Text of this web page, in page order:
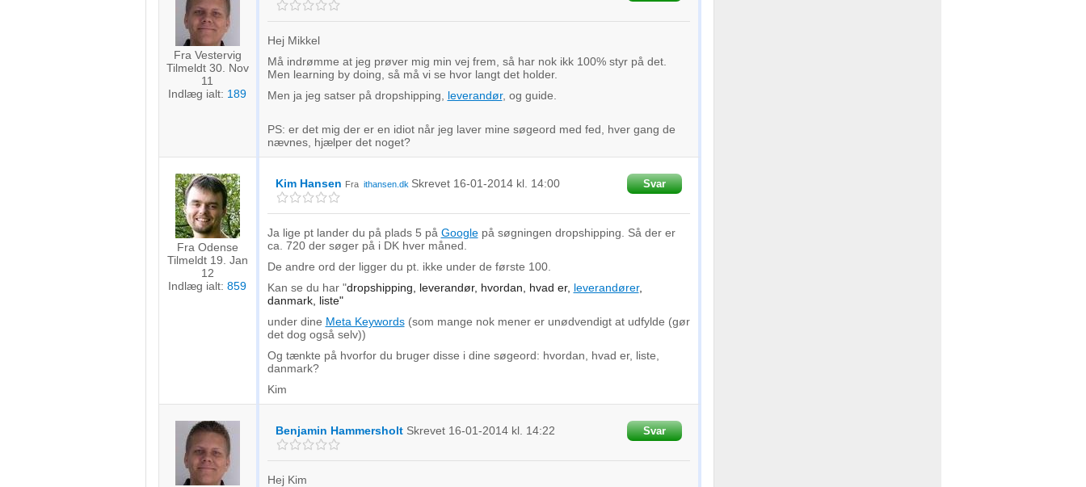
Fra Vestervig
Tilmeldt 30. Nov
11
Indlæg ialt: 189
Hej Mikkel
Må indrømme at jeg prøver mig min vej frem, så har nok ikk 100% styr på det.
Men learning by doing, så må vi se hvor langt det holder.
Men ja jeg satser på dropshipping, leverandør, og guide.
PS: er det mig der er en idiot når jeg laver mine søgeord med fed, hver gang de
nævnes, hjælper det noget?
Fra Odense
Tilmeldt 19. Jan
12
Indlæg ialt: 859
Kim Hansen Fra ithansen.dk Skrevet 16-01-2014kl. 14:00 Svar
Ja lige pt lander du på plads 5 på Googlepå søgningen dropshipping. Så der er
ca. 720 der søger på i DK hver måned.
De andre ord der ligger du pt. ikke under de første 100.
Kan se du har "dropshipping, leverandør, hvordan, hvad er, leverandører,
danmark, liste"
under dine Meta Keywords(som mange nok mener er unødvendigt at udfylde (gør
det dog også selv))
Og tænkte på hvorfor du bruger disse i dine søgeord: hvordan, hvad er, liste,
danmark?
Kim
Benjamin Hammersholt Skrevet 16-01-2014kl. 14:22 Svar
Hej Kim
Forstå målgrupper gennem statistikker eller kombinationer af oplysninger fra forskellige
Bruge præcise geografiske placeringsoplysninger
Identificere enheder baseret på aktivt anmodede oplysninger